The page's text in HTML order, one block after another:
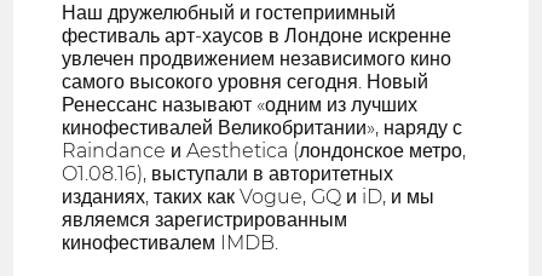
Наш дружелюбный и гостеприимный
фестиваль арт-хаусов в Лондоне искренне
увлечен продвижением независимого кино
самого высокого уровня сегодня. Новый
Ренессанс называют «одним из лучших
кинофестивалей Великобритании», наряду с
Raindance и Aesthetica (лондонское метро,
O1.08.16), выступали в авторитетных
изданиях, таких как Vogue, GQ и iD, и мы
являемся зарегистрированным
кинофестивалем IMDB.